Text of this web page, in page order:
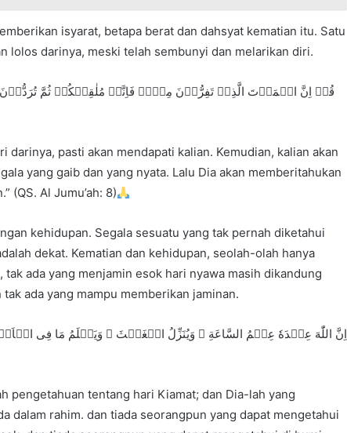
isyarat, betapa berat dan dahsyat kematian itu. Satu
lolos darinya, meski telah sembunyi dan melarikan diri.
قُلۡ اِنَّ الۡمَوۡتَ الَّذِیۡ تَفِرُّوۡنَ مِنۡہُ فَاِنَّہٗ مُلٰقِیۡکُمۡ ثُمَّ تُرَدُّوۡنَ
darinya, pasti akan mendapati kalian. Kemudian, kalian akan
yang gaib dan yang nyata. Lalu Dia akan memberitahukan
(QS. Al Jumu’ah: 8)
kehidupan. Segala sesuatu yang tak pernah diketahui
dekat. Kematian dan kehidupan, seolah-olah hanya
ada yang menjamin esok hari nyawa masih dikandung
ada yang mampu memberikan jaminan.
اِنَّ اللّٰهَ عِنۡدَهٗ عِلۡمُ السَّاعَةِ‌ ۚ وَيُنَزِّلُ الۡغَيۡثَ‌ ۚ وَيَعۡلَمُ مَا فِى
pengetahuan tentang hari Kiamat; dan Dia-lah yang
dalam rahim. dan tiada seorangpun yang dapat mengetahui